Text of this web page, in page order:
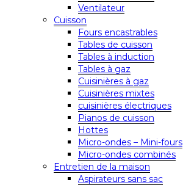
Ventilateur
Cuisson
Fours encastrables
Tables de cuisson
Tables à induction
Tables à gaz
Cuisinières à gaz
Cuisinières mixtes
cuisinières électriques
Pianos de cuisson
Hottes
Micro-ondes – Mini-fours
Micro-ondes combinés
Entretien de la maison
Aspirateurs sans sac